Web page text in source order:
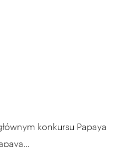
konkursu Papaya